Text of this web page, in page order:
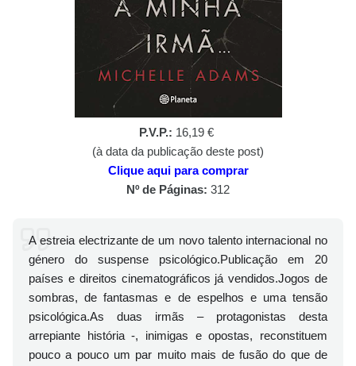
P.V.P.: 16,19 €
(à data da publicação deste post)
Clique aqui para comprar
Nº de Páginas: 312
A estreia electrizante de um novo talento internacional no
género do suspense psicológico.Publicação em 20
países e direitos cinematográficos já vendidos.Jogos de
sombras, de fantasmas e de espelhos e uma tensão
psicológica.As duas irmãs – protagonistas desta
arrepiante história -, inimigas e opostas, reconstituem
pouco a pouco um par muito mais de fusão do que de